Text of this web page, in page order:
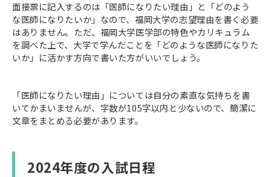
面接票に記入するのは「医師になりたい理由」と「どのよう
な医師になりたいか」なので、福岡大学の志望理由を書く必要
はありません。ただ、福岡大学医学部の特色やカリキュラム
を調べた上で、大学で学んだことを「どのような医師になりた
いか」に活かす方向で書いた方がいいでしょう。
「医師になりたい理由」については自分の素直な気持ちを書
いてかまいませんが、字数が105字以内と少ないので、簡潔に
文章をまとめる必要があります。
2024年度の入試日程